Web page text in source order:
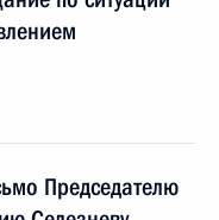
Председателю